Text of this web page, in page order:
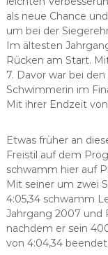
als neue Chance
um bei der
Im ältesten
Rücken am Start.
7. Davor war bei
Schwimmerin im
Mit ihrer Endzeit
Etwas früher an
Freistil auf dem
schwamm hier auf
Mit seiner um zwei
4:05,34 schwamm
Jahrgang 2007 und
nachdem er sein
von 4:04,34